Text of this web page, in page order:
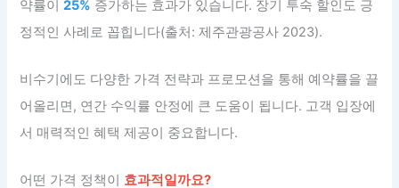
약률이25% 증가하는 효과가 있습니다. 장기 투숙 할인도 긍
정적인 사례로 꼽힙니다(출처: 제주관광공사 2023).
비수기에도 다양한 가격 전략과 프로모션을 통해 예약률을 끌
어올리면, 연간 수익률 안정에 큰 도움이 됩니다. 고객 입장에
서 매력적인 혜택 제공이 중요합니다.
어떤 가격 정책이 효과적일까요?